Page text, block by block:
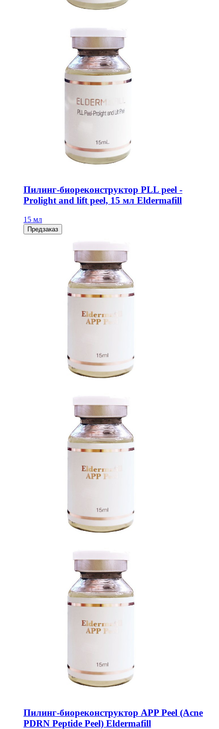
Пилинг-биореконструктор PLL peel -
Prolight and lift peel, 15 мл Eldermafill
15 мл
Предзаказ
Пилинг-биореконструктор APP Peel (Acne
PDRN Peptide Peel) Eldermafill